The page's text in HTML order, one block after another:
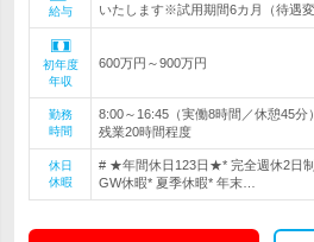
給与
いたします※試用期間6カ月（待遇変
初年度
年収
600万円～900万円
勤務
時間
8:00～16:45（実働8時間／休憩45
残業20時間程度
休日
休暇
# ★年間休日123日★* 完全週休2日
GW休暇* 夏季休暇* 年末…